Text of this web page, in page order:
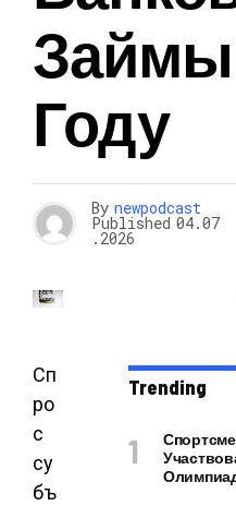
Займы
Году
By newpodcast
Published 04.07
.2026
Сп
ро
с
су
бъ
Trending